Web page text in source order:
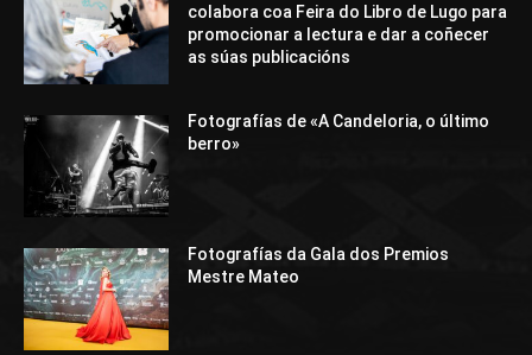
colabora coa Feira do Libro de Lugo para
promocionar a lectura e dar a coñecer
as súas publicacións
Fotografías de «A Candeloria, o último
berro»
Fotografías da Gala dos Premios
Mestre Mateo